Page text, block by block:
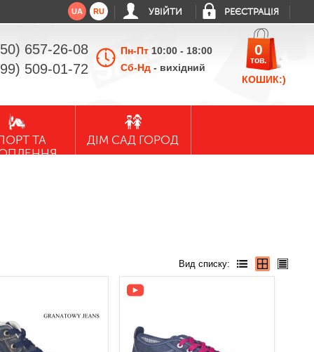
UA RU УВІЙТИ РЕЄСТРАЦІЯ
657-26-08
509-01-72
Пн-Пт 10:00 - 18:00
Сб-Нд - вихідний
КОШИК:)
0
тов.
ТА
ДІМ САД ГОРОД
Вид списку: